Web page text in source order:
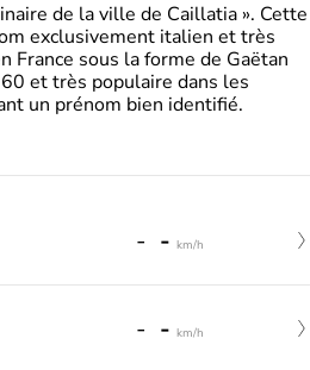
de la ville de Caillatia ». Cette
exclusivement italien et très
France sous la forme de Gaëtan
et très populaire dans les
un prénom bien identifié.
- - km/h
- - km/h